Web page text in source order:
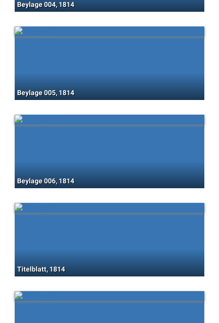
Beylage 004, 1814
Beylage 005, 1814
Beylage 006, 1814
Titelblatt, 1814